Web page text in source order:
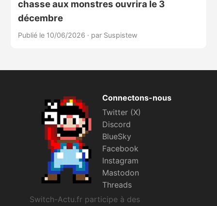
chasse aux monstres ouvrira le 3
décembre
Publié le 10/06/2026 · par Suspistew
Connectons-nous
Twitter (X)
Discord
BlueSky
Facebook
Instagram
Mastodon
Threads
Switch-Actu.fr participe à des